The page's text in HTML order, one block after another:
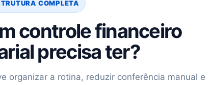
COMPLETA
controle financeiro
precisa ter?
organizar a rotina, reduzir conferência manual e